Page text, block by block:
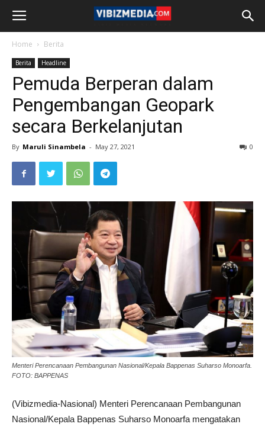
Home Berita
Berita Headline
Pemuda Berperan dalam
Pengembangan Geopark
secara Berkelanjutan
By Maruli Sinambela - May 27, 2021 0
Menteri Perencanaan Pembangunan Nasional/Kepala Bappenas Suharso Monoarfa.
FOTO: BAPPENAS
(Vibizmedia-Nasional) Menteri Perencanaan Pembangunan
Nasional/Kepala Bappenas Suharso Monoarfa mengatakan